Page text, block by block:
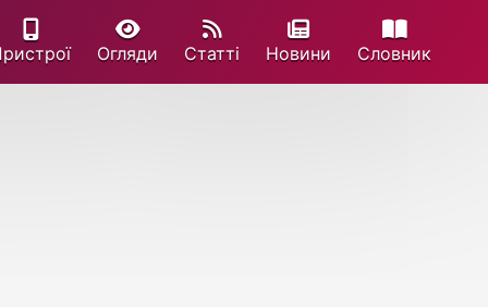
Огляди Статті Новини Cловник